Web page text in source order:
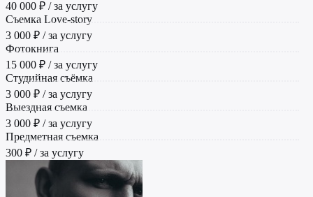
40 000 ₽ / за услугу
Съемка Love-story
3 000 ₽ / за услугу
Фотокнига
15 000 ₽ / за услугу
Студийная съёмка
3 000 ₽ / за услугу
Выездная съемка
3 000 ₽ / за услугу
Предметная съемка
300 ₽ / за услугу